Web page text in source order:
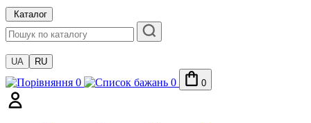
Каталог
UA RU
0 0 0